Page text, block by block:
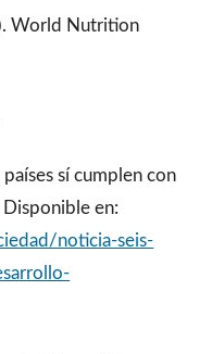
World Nutrition
sí cumplen con
en:
noticia-seis-